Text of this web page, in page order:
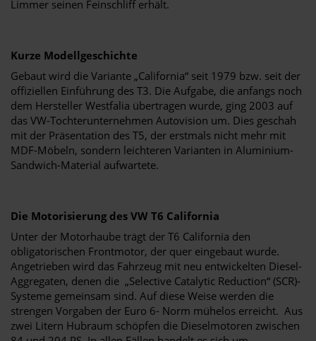
Limmer seinen Feinschliff erhält.
Kurze Modellgeschichte
Gebaut wird die Variante „California“ seit 1979 bzw. seit der
offiziellen Einführung des T3. Die Aufgabe, die anfangs noch
dem Hersteller Westfalia übertragen wurde, ging 2003 auf
das VW-Tochterunternehmen Autovision um. Dies geschah
mit der Präsentation des T5, der erstmals nicht mehr mit
MDF-Möbeln, sondern leichteren Varianten in Aluminium-
Sandwich-Material aufwartete.
Die Motorisierung des VW T6 California
Unter der Motorhaube trägt der T6 California den
obligatorischen Frontmotor, der quer eingebaut wurde.
Angetrieben wird das Fahrzeug mit neu entwickelten Diesel-
Aggregaten, denen die „Selective Catalytic Reduction“ (SCR)-
Systeme gemeinsam sind. Auf diese Weise werden die
strengen Vorgaben der Euro 6- Norm mühelos erreicht. Aus
zwei Litern Hubraum schöpfen die Dieselmotoren zwischen